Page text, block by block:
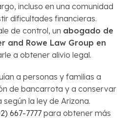
incluso en una comunidad
dificultades financieras.
de control, un abogado de
and Rowe Law Group en
a obtener alivio legal.
a personas y familias a
de bancarrota y a conservar
la ley de Arizona.
667-7777 para obtener más